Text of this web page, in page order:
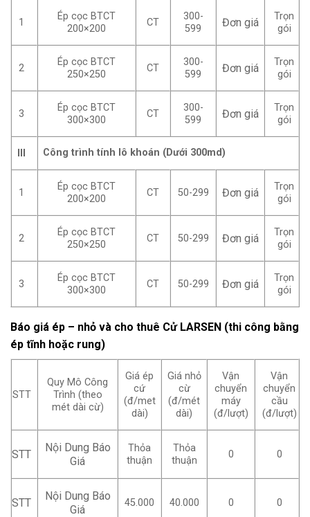
1
Ép cọc BTCT
200×200
CT
300-
599
Đơn giá
Trọn
gói
2
Ép cọc BTCT
250×250
CT
300-
599
Đơn giá
Trọn
gói
3
Ép cọc BTCT
300×300
CT
300-
599
Đơn giá
Trọn
gói
Công trình tính lô khoán (Dưới 300md)
1
Ép cọc BTCT
200×200
CT 50-299 Đơn giá
Trọn
gói
2
Ép cọc BTCT
250×250
CT 50-299 Đơn giá
Trọn
gói
3
Ép cọc BTCT
300×300
CT 50-299 Đơn giá
Trọn
gói
Báo giá ép – nhỏ và cho thuê Cử LARSEN (thi công bằng
ép tĩnh hoặc rung)
STT
Quy Mô Công
Trình (theo
mét dài cừ)
Giá ép
cứ
(đ/met
dài)
Giá nhỏ
cừ
(đ/mét
dài)
Vận
chuyển
máy
(đ/lượt)
Vận
chuyển
cầu
(đ/lượt)
STT
Nội Dung Báo
Giá
Thỏa
thuận
Thỏa
thuận
0 0
STT
Nội Dung Báo
Giá
45.000 40.000 0 0